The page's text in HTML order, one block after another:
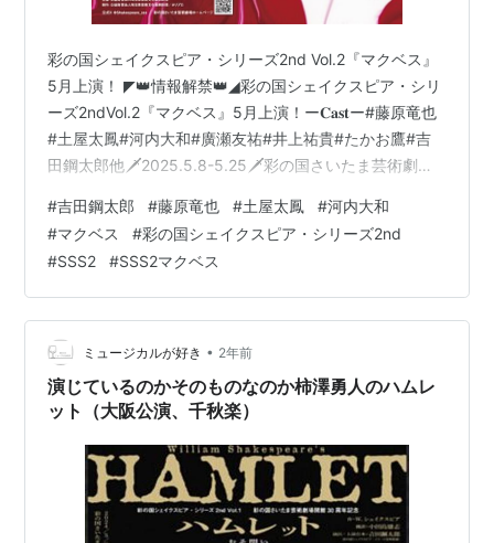
彩の国シェイクスピア・シリーズ2nd Vol.2『マクベス』
5月上演！ ◤👑情報解禁👑◢彩の国シェイクスピア・シリ
ーズ2ndVol.2『マクベス』5月上演！ー𝐂𝐚𝐬𝐭ー#藤原竜也
#土屋太鳳#河内大和#廣瀬友祐#井上祐貴#たかお鷹#吉
田鋼太郎他🗡️2025.5.8-5.25🗡️彩の国さいたま芸術劇場
https://t.co/ckwj4CNBzh#マクベスSSS2
pic.twitter.com/VDvgOsIwFc — 彩の国シェイクスピ
ア・シリーズ 2nd (@Shakespeare_sss) 2024年11月28
日 2025年5月8日（木）〜 25日（日） …
#吉田鋼太郎 #藤原竜也 #土屋太鳳 #河内大和
#マクベス #彩の国シェイクスピア・シリーズ2nd
#SSS2 #SSS2マクベス
ミュージカルが好き • 2年前
演じているのかそのものなのか柿澤勇人のハムレ
ット（大阪公演、千秋楽）